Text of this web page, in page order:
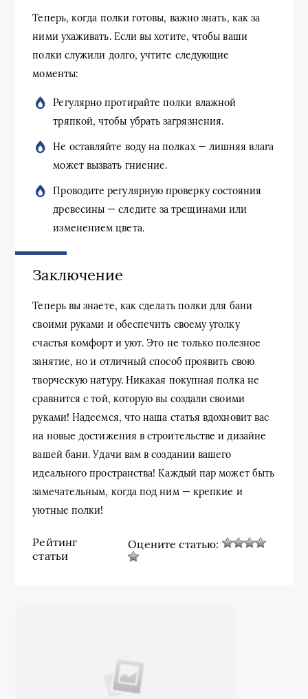
Теперь, когда полки готовы, важно знать, как за
ними ухаживать. Если вы хотите, чтобы ваши
полки служили долго, учтите следующие
моменты:
Регулярно протирайте полки влажной
тряпкой, чтобы убрать загрязнения.
Не оставляйте воду на полках — лишняя влага
может вызвать гниение.
Проводите регулярную проверку состояния
древесины — следите за трещинами или
изменением цвета.
Заключение
Теперь вы знаете, как сделать полки для бани
своими руками и обеспечить своему уголку
счастья комфорт и уют. Это не только полезное
занятие, но и отличный способ проявить свою
творческую натуру. Никакая покупная полка не
сравнится с той, которую вы создали своими
руками! Надеемся, что наша статья вдохновит вас
на новые достижения в строительстве и дизайне
вашей бани. Удачи вам в создании вашего
идеального пространства! Каждый пар может быть
замечательным, когда под ним — крепкие и
уютные полки!
Рейтинг
статьи
Оцените статью: